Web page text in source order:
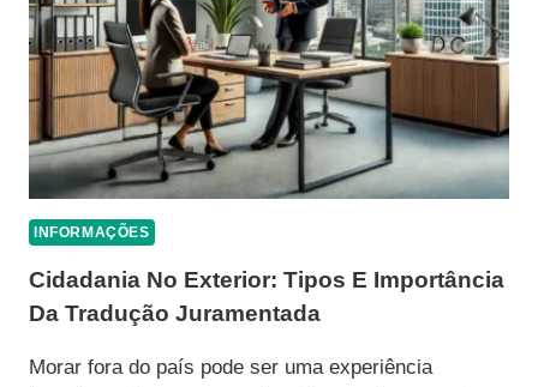
OS
BENEFÍCIOS
DESSE
SERVIÇO
INFORMAÇÕES
Cidadania No Exterior: Tipos E Importância
Da Tradução Juramentada
Morar fora do país pode ser uma experiência